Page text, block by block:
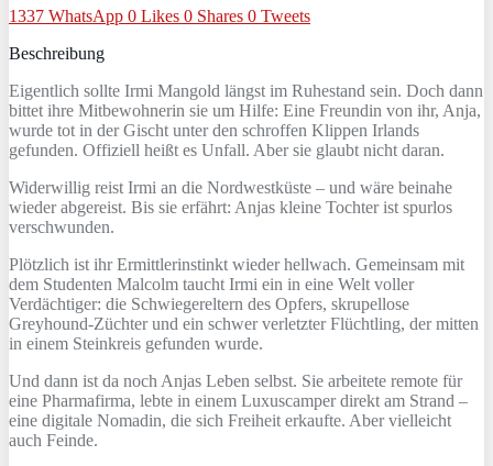
1337 WhatsApp 0 Likes 0 Shares 0 Tweets
Beschreibung
Eigentlich sollte Irmi Mangold längst im Ruhestand sein. Doch dann
bittet ihre Mitbewohnerin sie um Hilfe: Eine Freundin von ihr, Anja,
wurde tot in der Gischt unter den schroffen Klippen Irlands
gefunden. Offiziell heißt es Unfall. Aber sie glaubt nicht daran.
Widerwillig reist Irmi an die Nordwestküste – und wäre beinahe
wieder abgereist. Bis sie erfährt: Anjas kleine Tochter ist spurlos
verschwunden.
Plötzlich ist ihr Ermittlerinstinkt wieder hellwach. Gemeinsam mit
dem Studenten Malcolm taucht Irmi ein in eine Welt voller
Verdächtiger: die Schwiegereltern des Opfers, skrupellose
Greyhound-Züchter und ein schwer verletzter Flüchtling, der mitten
in einem Steinkreis gefunden wurde.
Und dann ist da noch Anjas Leben selbst. Sie arbeitete remote für
eine Pharmafirma, lebte in einem Luxuscamper direkt am Strand –
eine digitale Nomadin, die sich Freiheit erkaufte. Aber vielleicht
auch Feinde.